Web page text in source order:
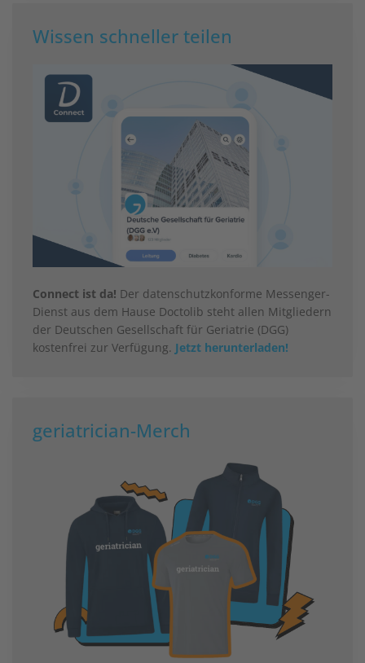
Wissen schneller teilen
Connect ist da! Der datenschutzkonforme Messenger-
Dienst aus dem Hause Doctolib steht allen Mitgliedern
der Deutschen Gesellschaft für Geriatrie (DGG)
kostenfrei zur Verfügung. Jetzt herunterladen!
geriatrician-Merch